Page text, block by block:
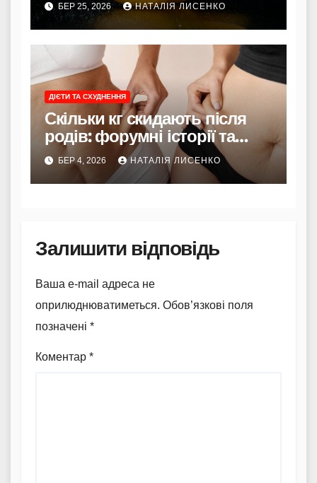
БЕР 25, 2026 НАТАЛІЯ ЛИСЕНКО
ДІЄТИ ТА СХУДНЕННЯ
Скільки кг скидають після
родів: форумні історії та
наукові факти
БЕР 4, 2026 НАТАЛІЯ ЛИСЕНКО
Залишити відповідь
Ваша e-mail адреса не
оприлюднюватиметься. Обов’язкові поля
позначені *
Коментар *